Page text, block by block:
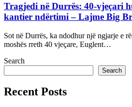
Tragjedi në Durrës: 40-vjeçari
kantier ndërtimi – Lajme Big
Sot në Durrës, ka ndodhur një ngjarje e
moshës rreth 40 vjeçare, Euglent…
Search
Search
Recent Posts